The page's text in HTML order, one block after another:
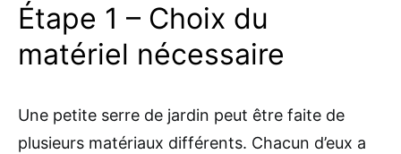
Étape 1 – Choix du
matériel nécessaire
Une petite serre de jardin peut être faite de
plusieurs matériaux différents. Chacun d’eux a